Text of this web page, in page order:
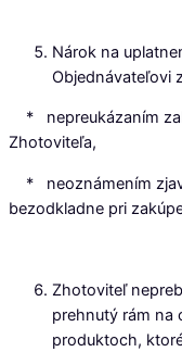
Nárok na
Objednávateľovi
* nepreukázaním
Zhotoviteľa,
* neoznámením
bezodkladne pri
Zhotoviteľ
prehnutý rám na
produktoch,